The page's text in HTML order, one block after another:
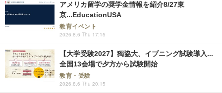
アメリカ留学の奨学金情報を紹介8/27東
京...EducationUSA
教育イベント
2026.8.6 Thu 17:15
【大学受験2027】獨協大、イブニング試験導入...
全国13会場で夕方から試験開始
教育・受験
2026.8.6 Thu 20:15